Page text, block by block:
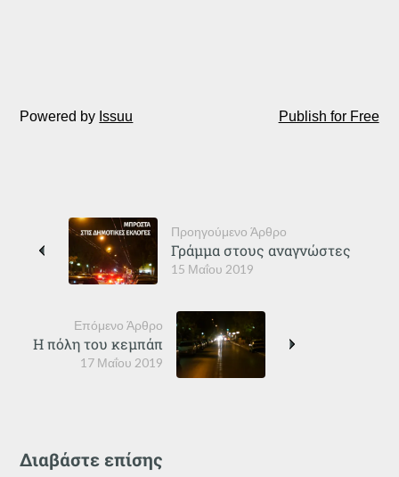
Powered by Issuu Publish for Free
Προηγούμενο Άρθρο
15 Μαΐου 2019
Γράμμα στους αναγνώστες
Επόμενο Άρθρο
17 Μαΐου 2019
Η πόλη του κεμπάπ
Διαβάστε επίσης